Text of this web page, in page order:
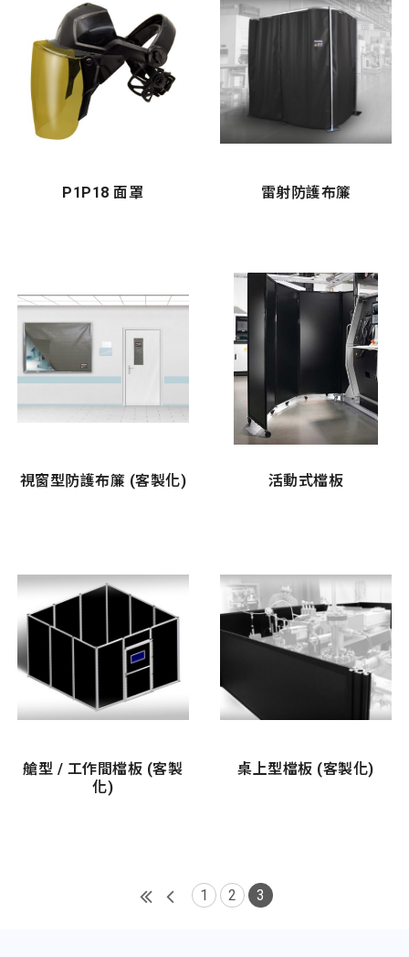
P1P18 面罩 雷射防護布簾
視窗型防護布簾 (客製化) 活動式檔板
艙型 / 工作間檔板 (客製
化)
桌上型檔板 (客製化)
1 2 3